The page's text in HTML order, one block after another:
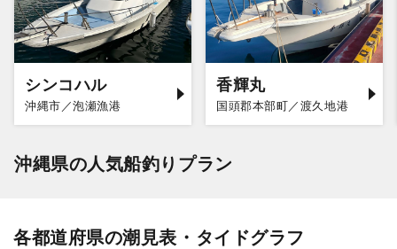
シンコハル
沖縄市／泡瀬漁港
香輝丸
国頭郡本部町／渡久地港
沖縄県の人気船釣りプラン
各都道府県の潮見表・タイドグラフ